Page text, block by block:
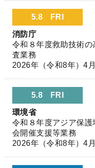
5.8 FRI
消防庁
令和８年度救助技術
査業務
2026年（令和8年）4
5.8 FRI
環境省
令和８年度アジア保
会開催支援等業務
2026年（令和8年）4